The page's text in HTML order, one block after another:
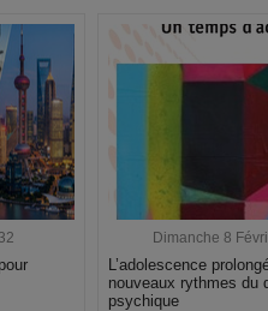
Dimanche 8
L’adolescence
nouveaux rythmes du
psychique